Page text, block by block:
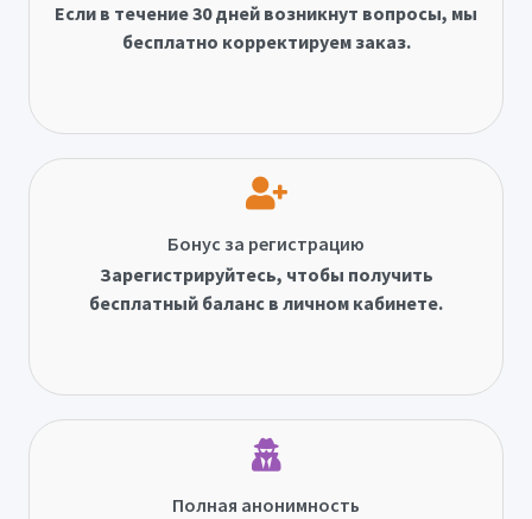
Если в течение 30 дней возникнут вопросы, мы
бесплатно корректируем заказ.
Бонус за регистрацию
Зарегистрируйтесь, чтобы получить
бесплатный баланс в личном кабинете.
Полная анонимность